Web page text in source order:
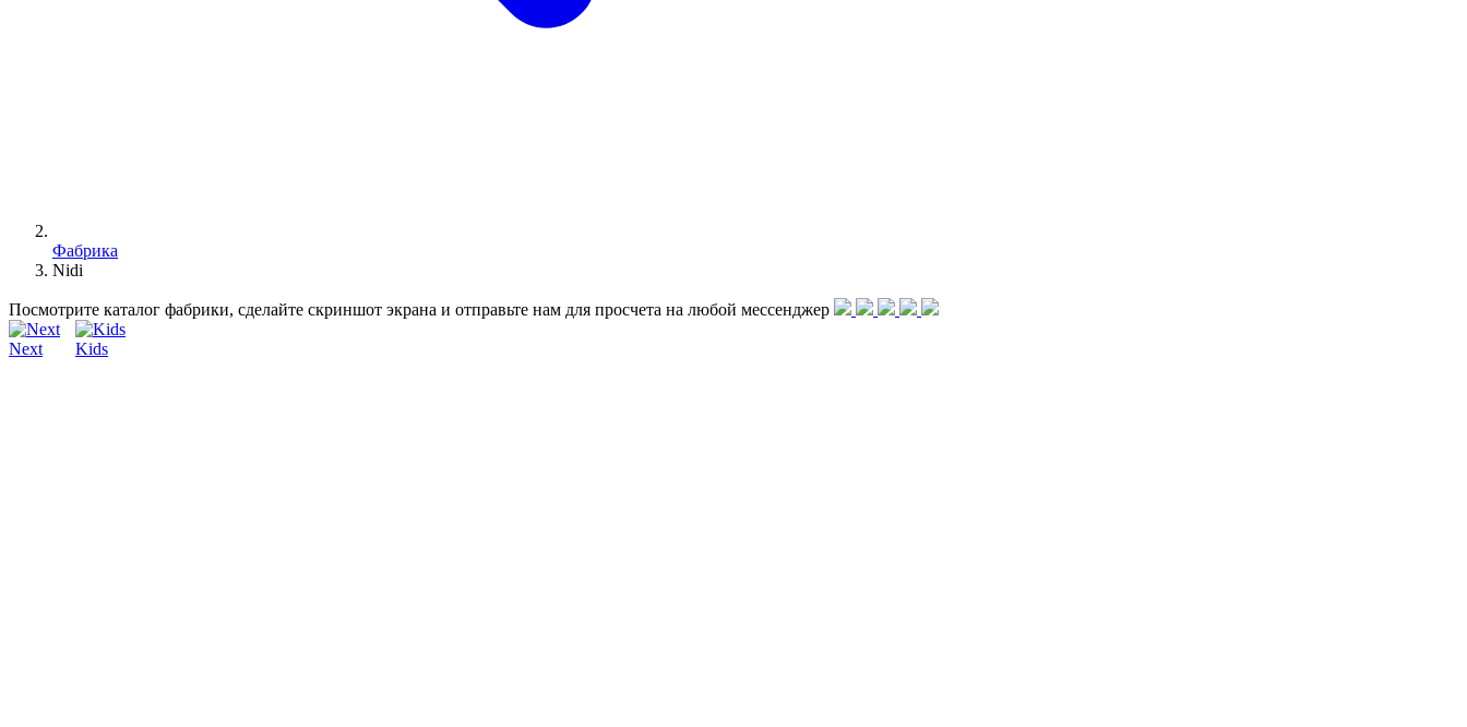
Фабрика
Nidi
Посмотрите каталог фабрики, сделайте скриншот экрана и отправьте нам для просчета на любой меcсенджер
Next Kids